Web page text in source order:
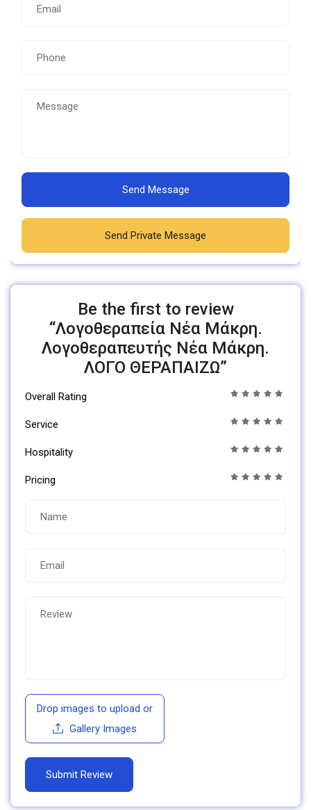
Send Message
Send Private Message
Be the first to review
“Λογοθεραπεία Νέα Μάκρη.
Λογοθεραπευτής Νέα Μάκρη.
ΛΟΓΟ ΘΕΡΑΠΑΙΖΩ”
Overall Rating
Service
Hospitality
Pricing
Drop images to upload or
Gallery Images